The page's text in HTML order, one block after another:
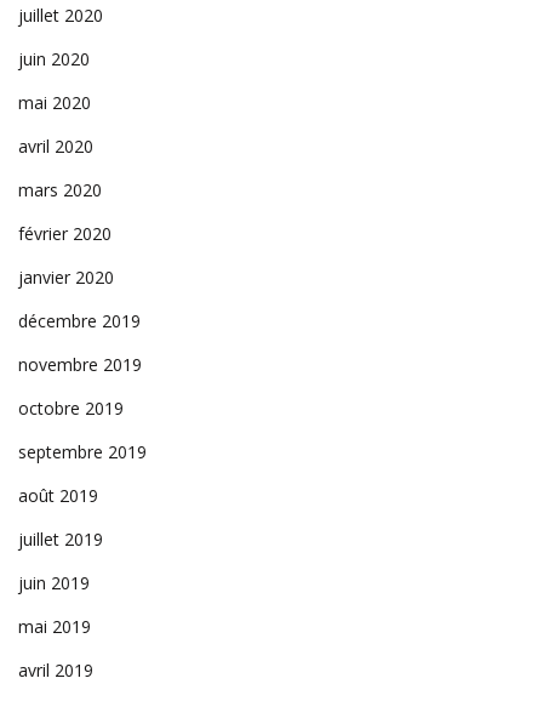
juillet 2020
juin 2020
mai 2020
avril 2020
mars 2020
février 2020
janvier 2020
décembre 2019
novembre 2019
octobre 2019
septembre 2019
août 2019
juillet 2019
juin 2019
mai 2019
avril 2019